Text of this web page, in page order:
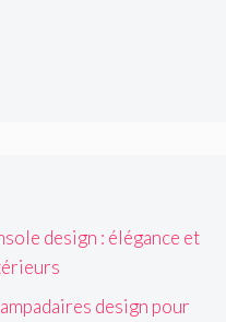
design : élégance et
design pour